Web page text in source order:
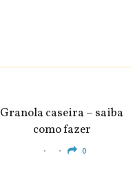
Granola caseira – saiba
como fazer
0